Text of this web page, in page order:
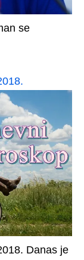
se
Danas je